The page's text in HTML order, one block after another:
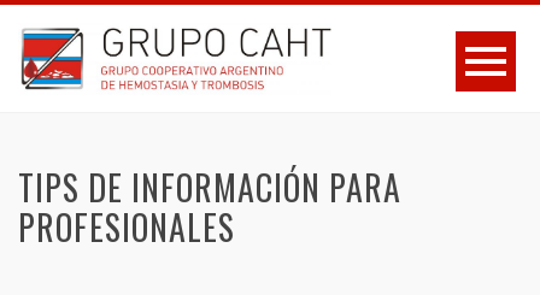
TIPS DE INFORMACIÓN PARA
PROFESIONALES